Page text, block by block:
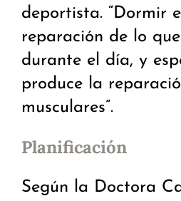
deportista. “Dormir
reparación de lo
durante el día, y
produce la
musculares”.
Planificación
Según la Doctora